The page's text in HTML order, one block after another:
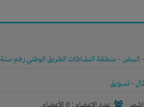
البيض - منطقة النشاطات الطريق الوطني رقم ستة
- تسويق
عدد الاعضاء : 0 الأعضاء